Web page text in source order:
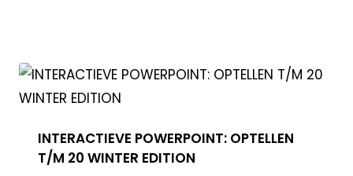
INTERACTIEVE POWERPOINT: OPTELLEN
T/M 20 WINTER EDITION